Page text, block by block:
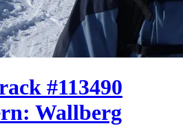
#113490
Wallberg